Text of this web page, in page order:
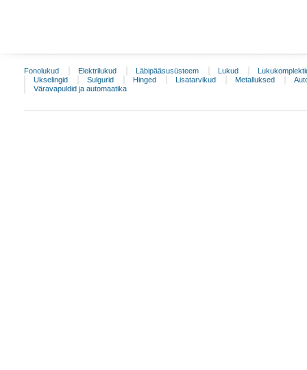
Fonolukud Elektrilukud Läbipääsusüsteem Lukud
Ukselingid
Sulgurid Hinged Lisatarvikud Metalluksed
Väravapuldid ja automaatika